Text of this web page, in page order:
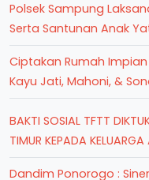
Polsek Sampung
Serta Santunan Anak
Ciptakan Rumah
Kayu Jati, Mahoni, &
BAKTI SOSIAL TFTT
TIMUR KEPADA
Dandim Ponorogo :